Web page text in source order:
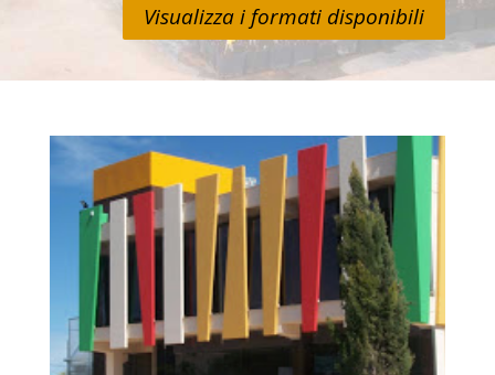
Visualizza i formati disponibili